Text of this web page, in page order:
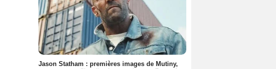
Jason Statham : premières images de Mutiny,